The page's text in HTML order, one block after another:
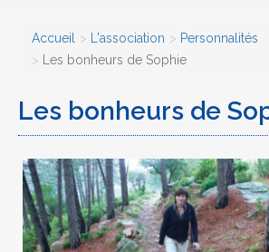
Accueil L'association
Personnalités
Les bonheurs de Sophie
Les bonheurs de